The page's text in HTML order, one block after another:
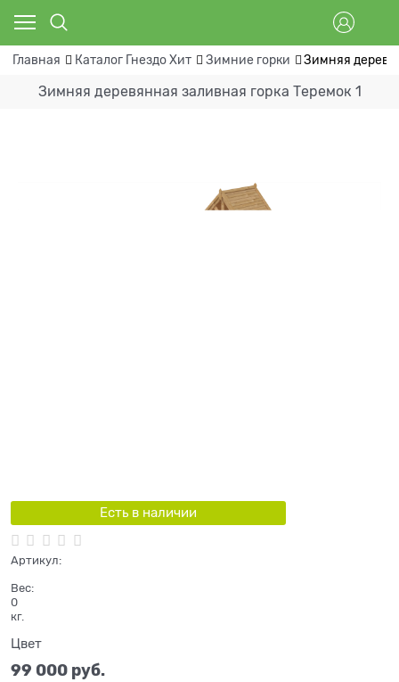
Главная Каталог Гнездо Хит Зимние горки Зимняя
Зимняя деревянная заливная горка Теремок 1
Есть в наличии
Артикул:
Вес:
0
кг.
Цвет
99 000 руб.